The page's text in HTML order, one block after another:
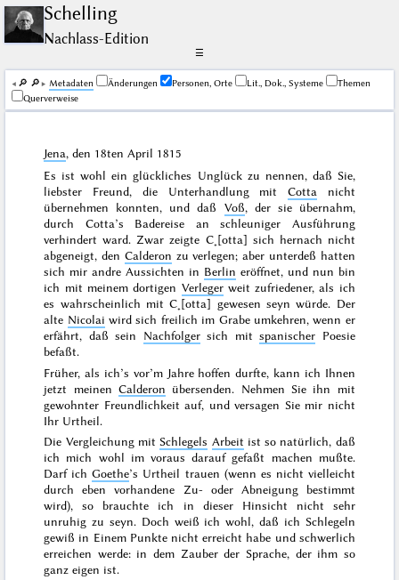
Schelling
Nachlass-Edition
☰
🔎︎ 🔎︎ Me­ta­da­ten Änderungen Personen, Orte Lit., Dok., Systeme
Themen
Querverweise
Jena, den 18ten April 1815
Es ist wohl ein glückliches Unglück zu nennen, daß Sie,
liebster Freund, die Unterhandlung mit Cotta nicht
übernehmen konnten, und daß Voß, der sie übernahm,
durch Cotta’s Badereise an schleuniger Ausführung
verhindert ward. Zwar zeigte C˖[otta] sich hernach nicht
abgeneigt, den Calderon zu verlegen; aber unterdeß hatten
sich mir andre Aussichten in Berlin eröffnet, und nun bin
ich mit meinem dortigen Verlegerweit zufriedener, als ich
es wahrscheinlich mitC˖[otta] gewesen seyn würde. Der
alte Nicolai wird sich freilich im Grabe umkehren, wenn er
erfährt, daß sein Nachfolgersich mitspanischer Poesie
befaßt.
Früher, als ich’s vor’m Jahre hoffen durfte, kann ich Ihnen
jetzt meinen Calderon übersenden. Nehmen Sie ihn mit
gewohnter Freundlichkeit auf, und versagen Sie mir nicht
Ihr Urtheil.
Die Vergleichung mitSchlegels Arbeit ist so natürlich, daß
ich mich wohl im voraus darauf gefaßt machen mußte.
Darf ichGoethe’s Urtheil trauen (wenn es nicht vielleicht
durch eben vorhandene Zu- oder Abneigung bestimmt
wird), so brauchte ich in dieser Hinsicht nicht sehr
unruhig zu seyn. Doch weiß ich wohl, daß ich Schlegeln
gewiß in Einem Punkte nicht erreicht habe und schwerlich
erreichen werde: in dem Zauber der Sprache, der ihm so
ganz eigen ist.